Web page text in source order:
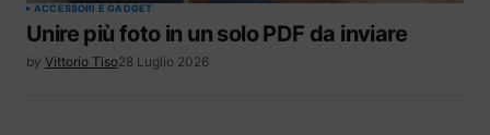
ACCESSORI E GADGET
Unire più foto in un solo PDF da inviare
by Vittorio Tiso28 Luglio 2026